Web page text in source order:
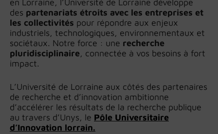
en Lorraine, l’Université de Lorraine développe
des partenariats étroits avec les entreprises et
les collectivités pour répondre aux enjeux
industriels, technologiques, environnementaux et
sociétaux. Notre force : une recherche
pluridisciplinaire, connectée à vos besoins à fort
impact.
L’Université de Lorraine aux côtés des partenaires
de recherche et d’innovation ambitionne
d’accélérer les résultats de la recherche publique
au travers d’Unys, le Pôle Universitaire
d’Innovation lorrain.